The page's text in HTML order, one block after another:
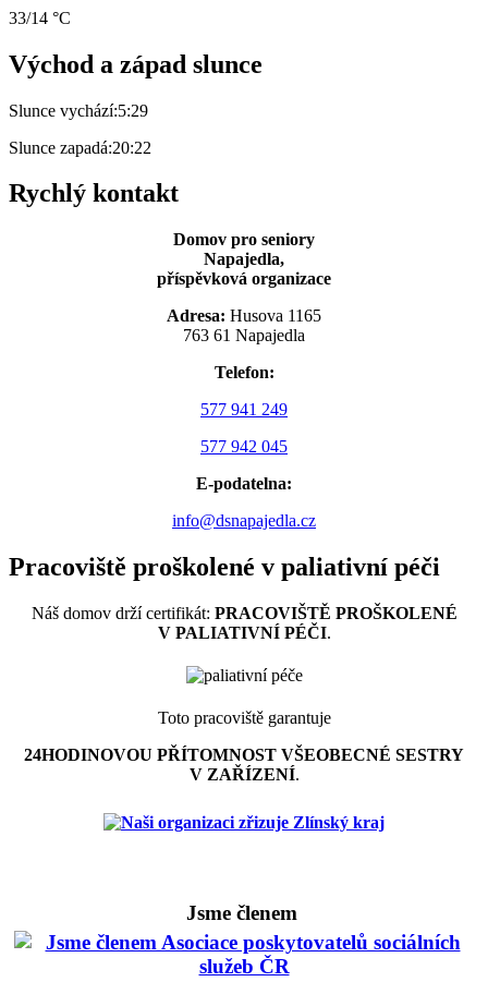
33/14 °C
Východ a západ slunce
Slunce vychází:5:29
Slunce zapadá:20:22
Rychlý kontakt
Domov pro seniory
Napajedla,
příspěvková organizace
Adresa: Husova 1165
763 61 Napajedla
Telefon:
577 941 249
577 942 045
E-podatelna:
info@dsnapajedla.cz
Pracoviště proškolené v paliativní péči
Náš domov drží certifikát: PRACOVIŠTĚ PROŠKOLENÉ
V PALIATIVNÍ PÉČI.
Toto pracoviště garantuje
24HODINOVOU PŘÍTOMNOST VŠEOBECNÉ SESTRY
V ZAŘÍZENÍ.
Jsme členem